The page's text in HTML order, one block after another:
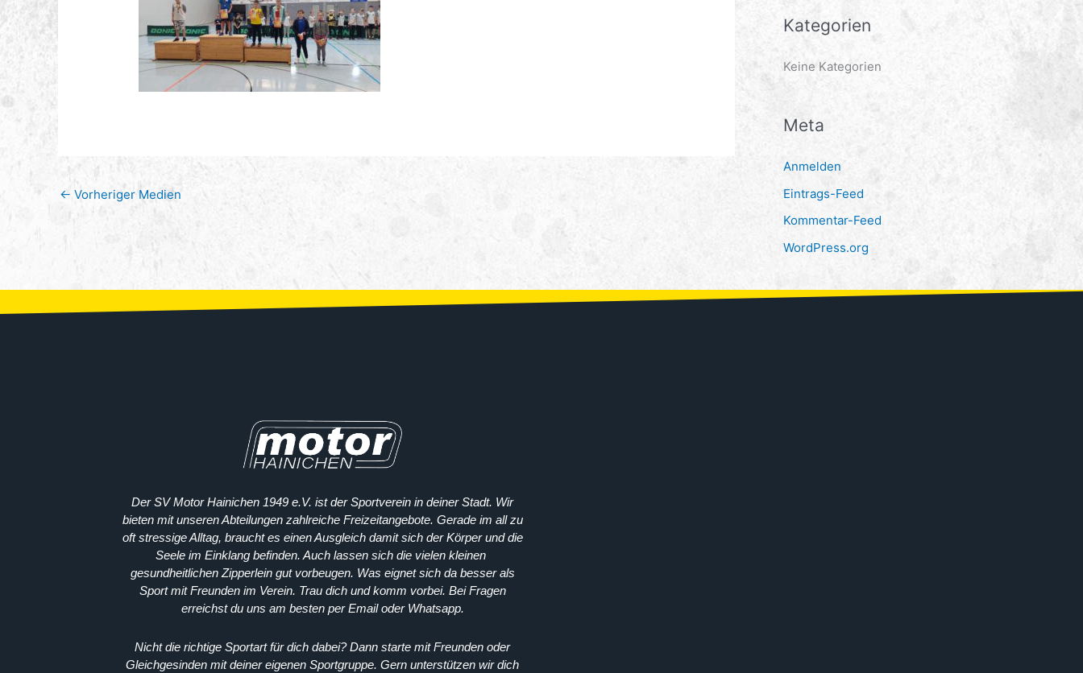
← Vorheriger Medien
h
Kategorien
Keine Kategorien
Meta
Anmelden
Eintrags-Feed
Kommentar-Feed
WordPress.org
Der SV Motor Hainichen 1949 e.V. ist der Sportverein in deiner Stadt. Wir
bieten mit unseren Abteilungen zahlreiche Freizeitangebote. Gerade im all zu
oft stressige Alltag, braucht es einen Ausgleich damit sich der Körper und die
Seele im Einklang befinden. Auch lassen sich die vielen kleinen
gesundheitlichen Zipperlein gut vorbeugen. Was eignet sich da besser als
Sport mit Freunden im Verein. Trau dich und komm vorbei. Bei Fragen
erreichst du uns am besten per Email oder Whatsapp.
Nicht die richtige Sportart für dich dabei? Dann starte mit Freunden oder
Gleichgesinden mit deiner eigenen Sportgruppe. Gern unterstützen wir dich